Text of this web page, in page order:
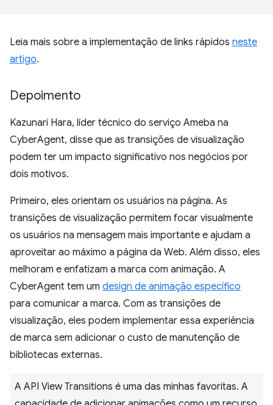
Leia mais sobre a implementação de links rápidos neste
artigo.
Depoimento
Kazunari Hara, líder técnico do serviço Ameba na
CyberAgent, disse que as transições de visualização
podem ter um impacto significativo nos negócios por
dois motivos.
Primeiro, eles orientam os usuários na página. As
transições de visualização permitem focar visualmente
os usuários na mensagem mais importante e ajudam a
aproveitar ao máximo a página da Web. Além disso, eles
melhoram e enfatizam a marca com animação. A
CyberAgent tem um design de animação específico
para comunicar a marca. Com as transições de
visualização, eles podem implementar essa experiência
de marca sem adicionar o custo de manutenção de
bibliotecas externas.
A API View Transitions é uma das minhas favoritas. A